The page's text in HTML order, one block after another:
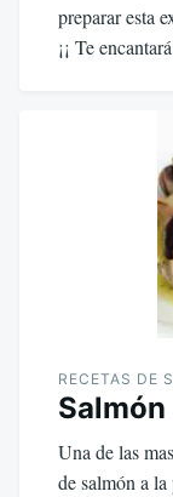
preparar esta
¡¡ Te
RECETAS DE
Salmón
Una de las
de salmón a la